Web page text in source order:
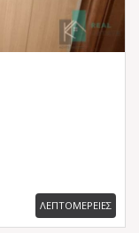
ΛΕΠΤΟΜΕΡΕΙΕΣ